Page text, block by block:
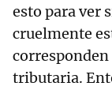
esto para ver
cruelmente
corresponden
tributaria.